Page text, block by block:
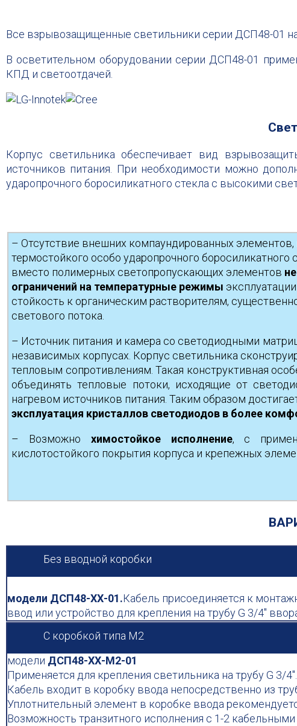
Все взрывозащищенные светильники серии ДСП48-01
В осветительном оборудовании серии ДСП48-01
КПД и светоотдачей.
Корпус светильника обеспечивает вид
источников питания. При необходимости можно
ударопрочного боросиликатного стекла с высокими
– Отсутствие внешних компаундированных
термостойкого особо ударопрочного боросиликатного
вместо полимерных светопропускающих элементов
ограничений на температурные режимы
стойкость к органическим растворителям,
светового потока.
– Источник питания и камера со светодиодными
независимых корпусах. Корпус светильника
тепловым сопротивлениям. Такая конструктивная
объединять тепловые потоки, исходящие от
нагревом источников питания. Таким образом
эксплуатация кристаллов светодиодов в более
– Возможно химостойкое исполнение, с
кислотостойкого покрытия корпуса и крепежных
Без вводной коробки
модели ДСП48-ХХ-01.Кабель присоединяется к
ввод или устройство для крепления на трубу G 3/4″
С коробкой типа М2
модели ДСП48-ХХ-М2-01
Применяется для крепления светильника на трубу G 3/4″.
Кабель входит в коробку ввода непосредственно из
Уплотнительный элемент в коробке ввода
Возможность транзитного исполнения с 1-2